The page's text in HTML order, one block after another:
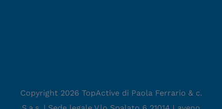
Copyright 2026 TopActive di Paola Ferrario & c.